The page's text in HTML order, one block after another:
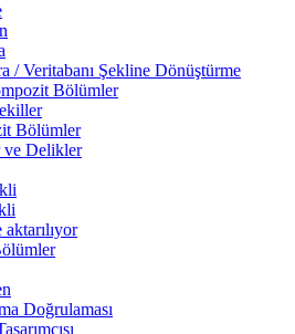
/ Veritabanı Şekline Dönüştürme
Bölümler
Bölümler
ve Delikler
Doğrulaması